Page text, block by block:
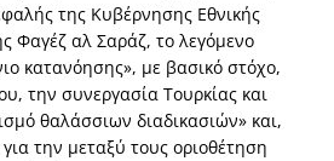
της Κυβέρνησης Εθνικής
Φαγέζ αλ Σαράζ, το λεγόμενο
κατανόησης», με βασικό στόχο,
την συνεργασία Τουρκίας και
θαλάσσιων διαδικασιών» και,
την μεταξύ τους οριοθέτηση